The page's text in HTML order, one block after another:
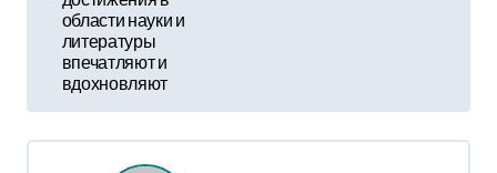
а
области науки и
литературы
впечатляют и
вдохновляют